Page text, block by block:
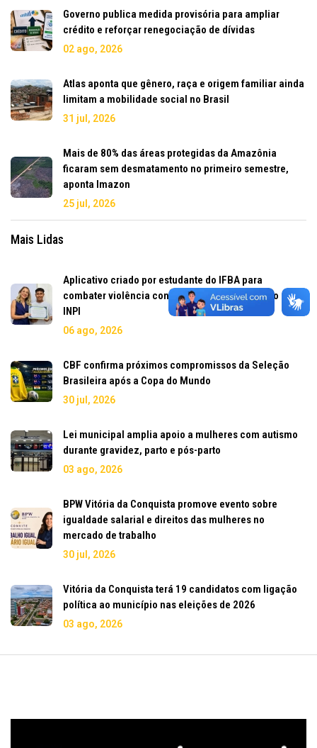
Governo publica medida provisória para ampliar
crédito e reforçar renegociação de dívidas
02 ago, 2026
Atlas aponta que gênero, raça e origem familiar ainda
limitam a mobilidade social no Brasil
31 jul, 2026
Mais de 80% das áreas protegidas da Amazônia
ficaram sem desmatamento no primeiro semestre,
aponta Imazon
25 jul, 2026
Mais Lidas
Aplicativo criado por estudante do IFBA para
combater violência contra a mulher é registrado pelo
INPI
06 ago, 2026
CBF confirma próximos compromissos da Seleção
Brasileira após a Copa do Mundo
30 jul, 2026
Lei municipal amplia apoio a mulheres com autismo
durante gravidez, parto e pós-parto
03 ago, 2026
BPW Vitória da Conquista promove evento sobre
igualdade salarial e direitos das mulheres no
mercado de trabalho
30 jul, 2026
Vitória da Conquista terá 19 candidatos com ligação
política ao município nas eleições de 2026
03 ago, 2026